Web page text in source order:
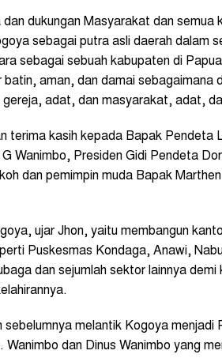
dukungan Masyarakat dan semua
sebagai putra asli daerah dalam
sebagai sebuah kabupaten di
aman, dan damai sebagaimana
adat, dan masyarakat, adat,
terima kasih kepada Bapak Pendeta
Wanimbo, Presiden Gidi Pendeta
dan pemimpin muda Bapak
ujar Jhon, yaitu membangun
Puskesmas Kondaga, Anawi,
dan sejumlah sektor lainnya demi
sebelumnya melantik Kogoya menjadi
Wanimbo dan Dinus Wanimbo yang